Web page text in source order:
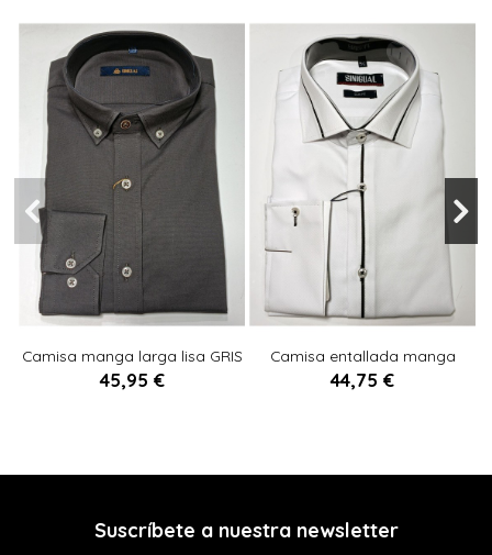
Camisa manga larga lisa GRIS
MARENGO
45,95 €
M
Añadir al carrito
Camisa entallada manga
larga NEGRO
44,75 €
S L
Añadir al carrito
Suscríbete a nuestra newsletter